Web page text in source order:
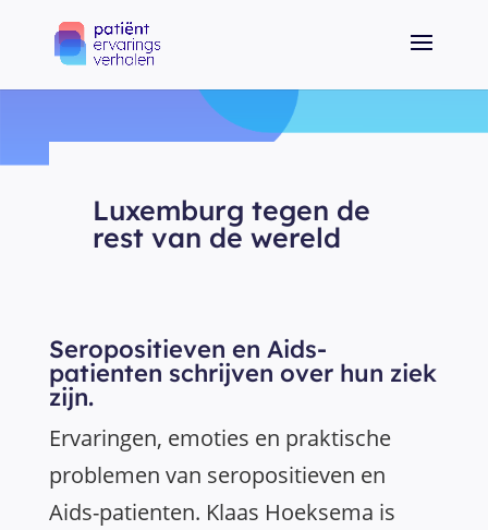
Luxemburg tegen de
rest van de wereld
Seropositieven en Aids-
patienten schrijven over hun ziek
zijn.
Ervaringen, emoties en praktische
problemen van seropositieven en
Aids-patienten. Klaas Hoeksema is